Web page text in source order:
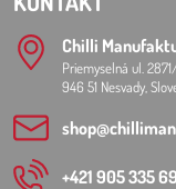
Chilli
Priemyselná ul.
946 51 Nesvady,
+421 905 335